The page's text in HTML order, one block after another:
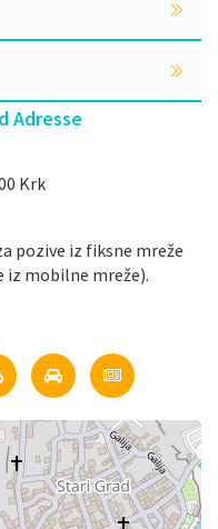
Adresse
Krk
pozive iz fiksne mreže
iz mobilne mreže).